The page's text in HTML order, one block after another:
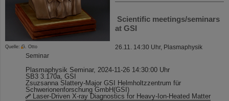
Quelle: G. Otto
Scientific meetings/seminars
at GSI
26.11. 14:30 Uhr, Plasmaphysik
Seminar
Plasmaphysik Seminar, 2024-11-26 14:30:00 Uhr
SB3 3.170a, GSI
Zsuzsanna Slattery-Major GSI Helmholtzzentrum für
Schwerionenforschung GmbH(GSI)
Laser-Driven X-ray Diagnostics for Heavy-Ion-Heated Matter